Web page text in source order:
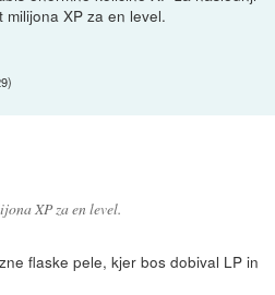
XP za en level.
)
XP za en level.
flaske pele, kjer bos dobival LP in